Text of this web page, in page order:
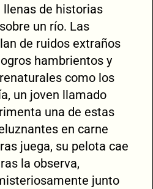
llenas de historias
un río. Las
de ruidos extraños
hambrientos y
como los
un joven llamado
una de estas
en carne
juega, su pelota cae
la observa,
junto